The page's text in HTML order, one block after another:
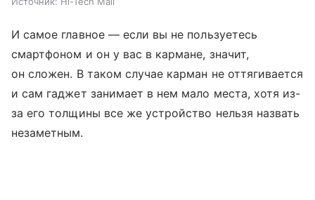
И самое главное — если вы не пользуетесь
смартфоном и он у вас в кармане, значит,
он сложен. В таком случае карман не оттягивается
и сам гаджет занимает в нем мало места, хотя из-
за его толщины все же устройство нельзя назвать
незаметным.